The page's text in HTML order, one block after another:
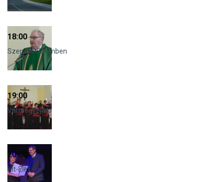
18:00
Szemtől-Szemben
19:00
Vármegyejáró
20:00
Hit-Élet